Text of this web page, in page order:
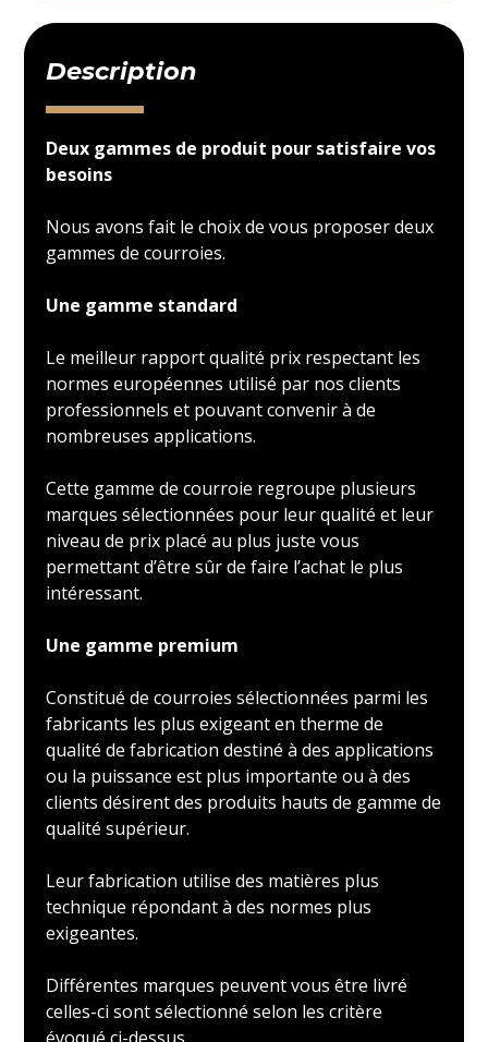
Description
Deux gammes de produit pour satisfaire vos
besoins
Nous avons fait le choix de vous proposer deux
gammes de courroies.
Une gamme standard
Le meilleur rapport qualité prix respectant les
normes européennes utilisé par nos clients
professionnels et pouvant convenir à de
nombreuses applications.
Cette gamme de courroie regroupe plusieurs
marques sélectionnées pour leur qualité et leur
niveau de prix placé au plus juste vous
permettant d’être sûr de faire l’achat le plus
intéressant.
Une gamme premium
Constitué de courroies sélectionnées parmi les
fabricants les plus exigeant en therme de
qualité de fabrication destiné à des applications
ou la puissance est plus importante ou à des
clients désirent des produits hauts de gamme de
qualité supérieur.
Leur fabrication utilise des matières plus
technique répondant à des normes plus
exigeantes.
Différentes marques peuvent vous être livré
celles-ci sont sélectionné selon les critère